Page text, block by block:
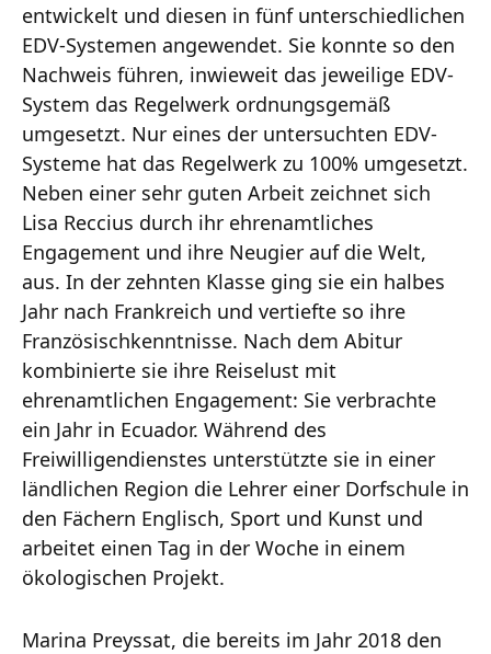
entwickelt und diesen in fünf unterschiedlichen
EDV-Systemen angewendet. Sie konnte so den
Nachweis führen, inwieweit das jeweilige EDV-
System das Regelwerk ordnungsgemäß
umgesetzt. Nur eines der untersuchten EDV-
Systeme hat das Regelwerk zu 100% umgesetzt.
Neben einer sehr guten Arbeit zeichnet sich
Lisa Reccius durch ihr ehrenamtliches
Engagement und ihre Neugier auf die Welt,
aus. In der zehnten Klasse ging sie ein halbes
Jahr nach Frankreich und vertiefte so ihre
Französischkenntnisse. Nach dem Abitur
kombinierte sie ihre Reiselust mit
ehrenamtlichen Engagement: Sie verbrachte
ein Jahr in Ecuador. Während des
Freiwilligendienstes unterstützte sie in einer
ländlichen Region die Lehrer einer Dorfschule in
den Fächern Englisch, Sport und Kunst und
arbeitet einen Tag in der Woche in einem
ökologischen Projekt.
Marina Preyssat, die bereits im Jahr 2018 den